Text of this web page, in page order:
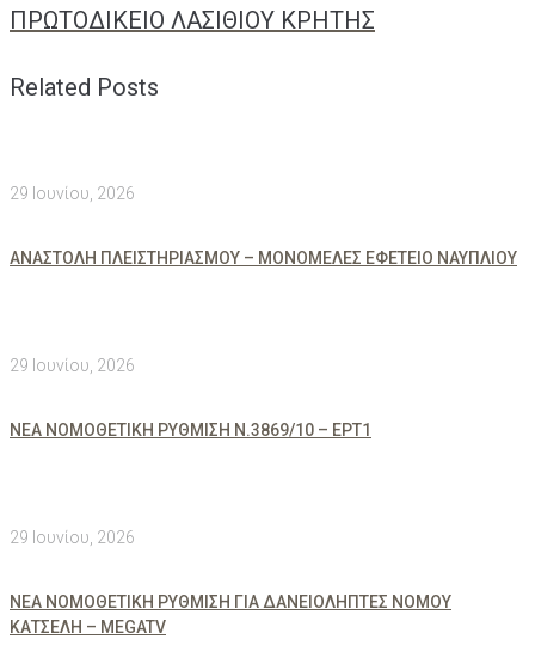
ΠΡΩΤΟΔΙΚΕΙΟ ΛΑΣΙΘΙΟΥ ΚΡΗΤΗΣ
Related Posts
29 Ιουνίου, 2026
ΑΝΑΣΤΟΛΗ ΠΛΕΙΣΤΗΡΙΑΣΜΟΥ – ΜΟΝΟΜΕΛΕΣ ΕΦΕΤΕΙΟ ΝΑΥΠΛΙΟΥ
29 Ιουνίου, 2026
ΝΕΑ ΝΟΜΟΘΕΤΙΚΗ ΡΥΘΜΙΣΗ Ν.3869/10 – ΕΡΤ1
29 Ιουνίου, 2026
ΝΕΑ ΝΟΜΟΘΕΤΙΚΗ ΡΥΘΜΙΣΗ ΓΙΑ ΔΑΝΕΙΟΛΗΠΤΕΣ ΝΟΜΟΥ
ΚΑΤΣΕΛΗ – MEGATV